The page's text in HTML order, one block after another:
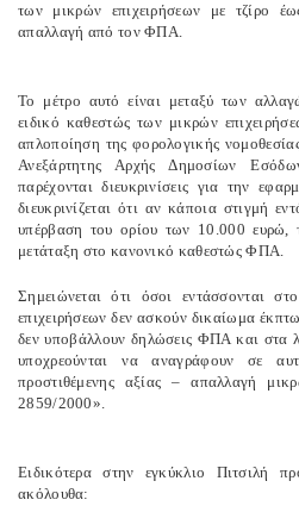
των μικρών επιχειρήσεων με τζίρο
απαλλαγή από τον ΦΠΑ.
Το μέτρο αυτό είναι μεταξύ των
ειδικό καθεστώς των μικρών
απλοποίηση της φορολογικής
Ανεξάρτητης Αρχής Δημοσίων
παρέχονται διευκρινίσεις για την
διευκρινίζεται ότι αν κάποια στιγμή
υπέρβαση του ορίου των 10.000 ευρώ,
μετάταξη στο κανονικό καθεστώς ΦΠΑ.
Σημειώνεται ότι όσοι εντάσσονται
επιχειρήσεων δεν ασκούν δικαίωμα
δεν υποβάλλουν δηλώσεις ΦΠΑ και στα
υποχρεούνται να αναγράφουν σε
προστιθέμενης αξίας – απαλλαγή
2859/2000».
Ειδικότερα στην εγκύκλιο Πιτσιλή
ακόλουθα: